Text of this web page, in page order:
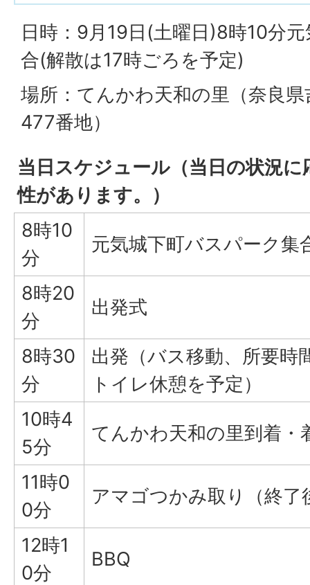
日時：9月19日(土曜日)8時10分
合(解散は17時ごろを予定)
場所：てんかわ天和の里（奈良
477番地）
当日スケジュール（当日の状況
性があります。）
8時10
分
元気城下町バスパーク集
8時20
分
出発式
8時30
分
出発（バス移動、所要時
トイレ休憩を予定）
10時4
5分
てんかわ天和の里到着・
11時0
0分
アマゴつかみ取り（終了
12時1
0分
BBQ